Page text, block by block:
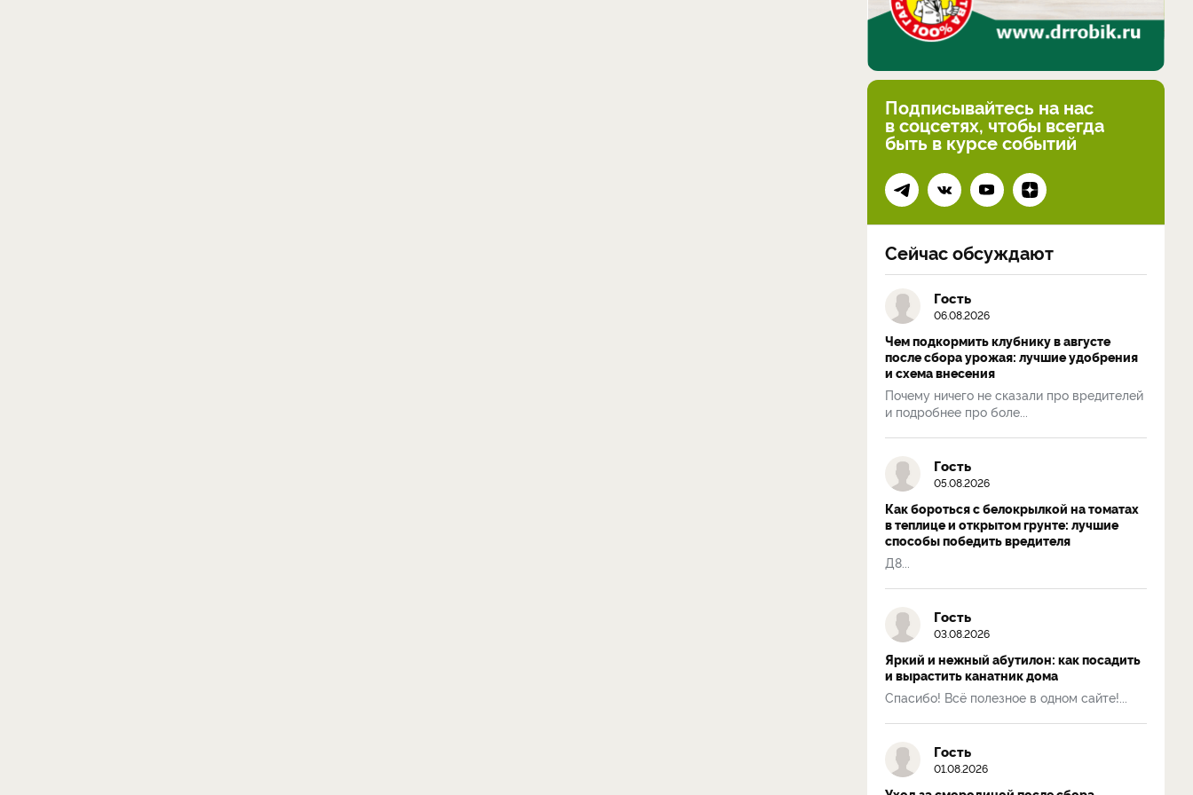
Подписывайтесь на нас
в соцсетях, чтобы всегда
быть в курсе событий
Сейчас обсуждают
Гость
06.08.2026
Чем подкормить клубнику в августе
после сбора урожая: лучшие удобрения
и схема внесения
Почему ничего не сказали про вредителей
и подробнее про боле...
Гость
05.08.2026
Как бороться с белокрылкой на томатах
в теплице и открытом грунте: лучшие
способы победить вредителя
Д8...
Гость
03.08.2026
Яркий и нежный абутилон: как посадить
и вырастить канатник дома
Спасибо! Всё полезное в одном сайте!...
Гость
01.08.2026